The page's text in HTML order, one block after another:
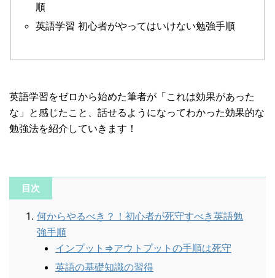
順
英語学習 初心者がやってはいけない勉強手順
英語学習をゼロから始めた筆者が「これは効果があった
な」と感じたこと、話せるようになってわかった効果的な
勉強法を紹介していきます！
目次
何からやるべき？！初心者が死守すべき英語勉
強手順
インプット⇒アウトプットの手順は死守
英語の基礎知識の習得